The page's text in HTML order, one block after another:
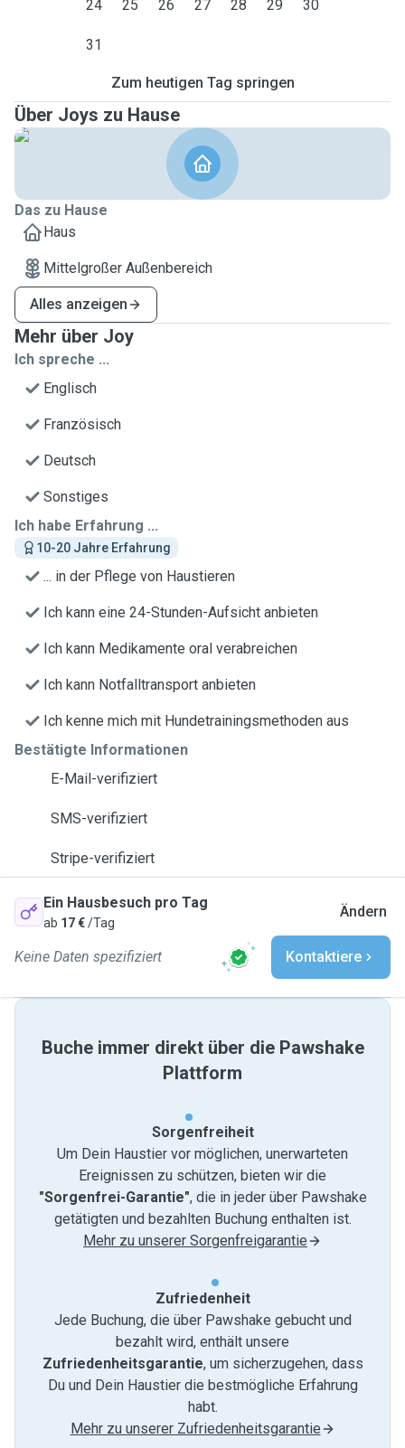
24 25 26 27 28 29 30
31
Zum heutigen Tag springen
Über Joys zu Hause
Das zu Hause
Haus
Mittelgroßer Außenbereich
Alles anzeigen
Mehr über Joy
Ich spreche ...
Englisch
Französisch
Deutsch
Sonstiges
Ich habe Erfahrung ...
10-20 Jahre Erfahrung
... in der Pflege von Haustieren
Ich kann eine 24-Stunden-Aufsicht anbieten
Ich kann Medikamente oral verabreichen
Ich kann Notfalltransport anbieten
Ich kenne mich mit Hundetrainingsmethoden aus
Bestätigte Informationen
E-Mail-verifiziert
SMS-verifiziert
Stripe-verifiziert
Ein Hausbesuch pro Tag
ab 17 €/Tag
Ändern
Keine Daten spezifiziert Kontaktiere
Buche immer direkt über die Pawshake
Plattform
Sorgenfreiheit
Um Dein Haustier vor möglichen, unerwarteten
Ereignissen zu schützen, bieten wir die
"Sorgenfrei-Garantie", die in jeder über Pawshake
getätigten und bezahlten Buchung enthalten ist.
Mehr zu unserer Sorgenfreigarantie
Zufriedenheit
Jede Buchung, die über Pawshake gebucht und
bezahlt wird, enthält unsere
Zufriedenheitsgarantie, um sicherzugehen, dass
Du und Dein Haustier die bestmögliche Erfahrung
habt.
Mehr zu unserer Zufriedenheitsgarantie